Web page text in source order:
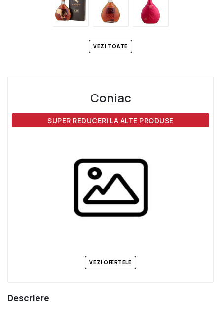
Coniac
SUPER REDUCERI LA ALTE PRODUSE
VEZI OFERTELE
VEZI TOATE
Descriere